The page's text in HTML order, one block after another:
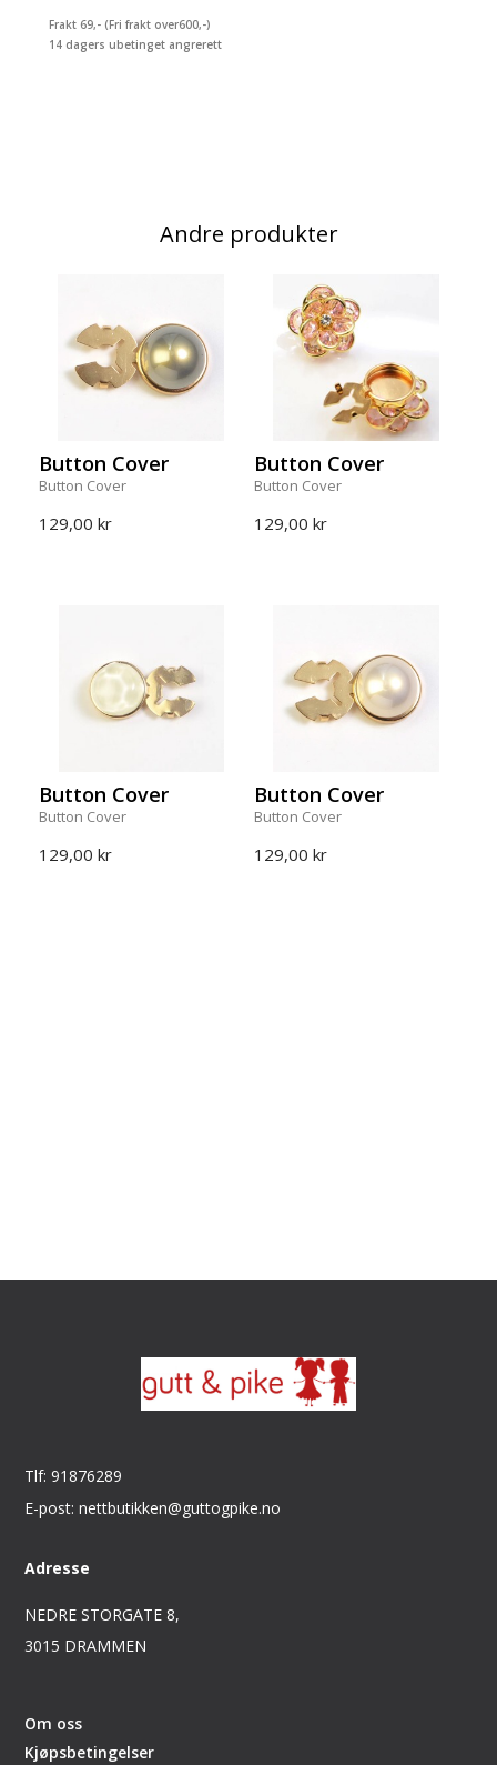
Frakt 69,- (Fri frakt over600,-)
14 dagers ubetinget angrerett
Andre produkter
Button Cover
Button Cover
129,00 kr
Button Cover
Button Cover
129,00 kr
Button Cover
Button Cover
129,00 kr
Button Cover
Button Cover
129,00 kr
Tlf: 91876289
E-post: nettbutikken@guttogpike.no
Adresse
NEDRE STORGATE 8,
3015 DRAMMEN
Om oss
Kjøpsbetingelser